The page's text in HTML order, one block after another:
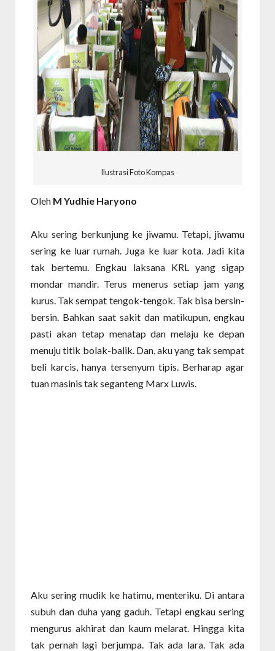
Ilustrasi Foto Kompas
Oleh M Yudhie Haryono
Aku sering berkunjung ke jiwamu. Tetapi, jiwamu
sering ke luar rumah. Juga ke luar kota. Jadi kita
tak bertemu. Engkau laksana KRL yang sigap
mondar mandir. Terus menerus setiap jam yang
kurus. Tak sempat tengok-tengok. Tak bisa bersin-
bersin. Bahkan saat sakit dan matikupun, engkau
pasti akan tetap menatap dan melaju ke depan
menuju titik bolak-balik. Dan, aku yang tak sempat
beli karcis, hanya tersenyum tipis. Berharap agar
tuan masinis tak seganteng Marx Luwis.
Aku sering mudik ke hatimu, menteriku. Di antara
subuh dan duha yang gaduh. Tetapi engkau sering
mengurus akhirat dan kaum melarat. Hingga kita
tak pernah lagi berjumpa. Tak ada lara. Tak ada